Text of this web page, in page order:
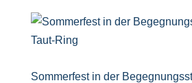
Sommerfest in der